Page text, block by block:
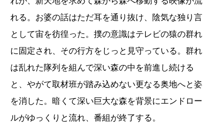
れる。お婆の話はただ耳を通り抜け、陰気な独り言
として宙を彷徨った。撲の意識はテレビの猿の群れ
に固定され、その行方をじっと見守っている。群れ
は乱れた隊列を組んで深い森の中を前進し続ける
と、やがて取材班が踏み込めない更なる奥地へと姿
を消した。暗くて深い巨大な森を背景にエンドロー
ルがゆっくりと流れ、番組が終了する。